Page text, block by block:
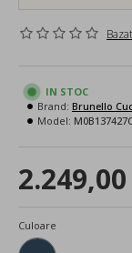
IN STOC
Brand: Brunello
Model:
Culoare